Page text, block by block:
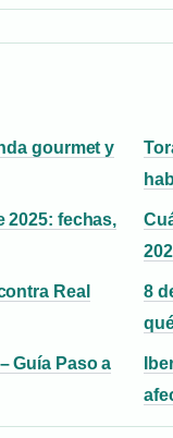
gourmet y
2025: fechas,
Real
8
Guía Paso a